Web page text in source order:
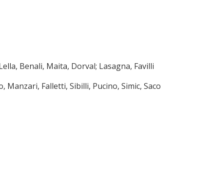
Benali, Maita, Dorval; Lasagna, Favilli
Falletti, Sibilli, Pucino, Simic, Saco